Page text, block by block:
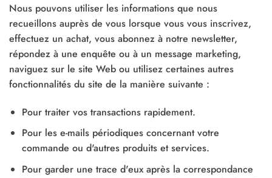
Nous pouvons utiliser les informations que nous
recueillons auprès de vous lorsque vous vous inscrivez,
effectuez un achat, vous abonnez à notre newsletter,
répondez à une enquête ou à un message marketing,
naviguez sur le site Web ou utilisez certaines autres
fonctionnalités du site de la manière suivante :
Pour traiter vos transactions rapidement.
Pour les e-mails périodiques concernant votre
commande ou d'autres produits et services.
Pour garder une trace d'eux après la correspondance